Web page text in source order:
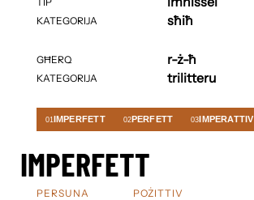
KATEGORIJA
GĦERQ
KATEGORIJA
sħiħ
r-ż-ħ
trilitteru
01IMPERFETT 02PERFETT 03IMPERATTIV
IMPERFETT
PERSUNA
POŻITTIV